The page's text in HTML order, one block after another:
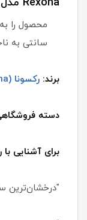
سانتی به
برند: رکسونا (Rexona)
دسته
برای آشنایی
"درخشان‌ترین